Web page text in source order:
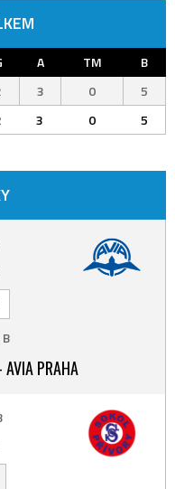
A TM
B
3 0
5
3 0 5
PRAHA